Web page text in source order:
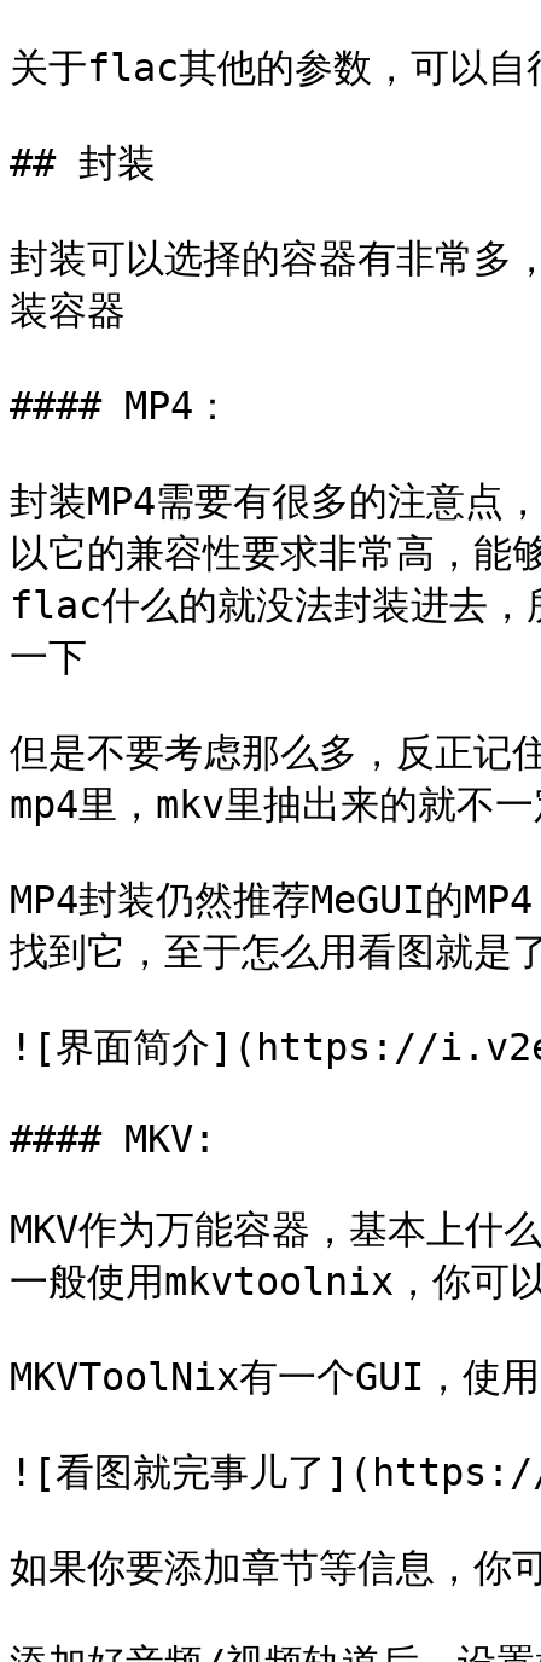
关于flac其他的参数，可以自
## 封装
封装可以选择的容器有非常多
装容器
#### MP4：
封装MP4需要有很多的注意点
以它的兼容性要求非常高，能
flac什么的就没法封装进去，
一下
但是不要考虑那么多，反正记
mp4里，mkv里抽出来的就不
MP4封装仍然推荐MeGUI的
找到它，至于怎么用看图就是
![界面简介](https://
#### MKV:
MKV作为万能容器，基本上什
一般使用mkvtoolnix，你可
MKVToolNix有一个GUI，使
![看图就完事儿了
如果你要添加章节等信息，你